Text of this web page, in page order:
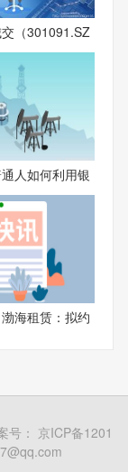
（301091.SZ
人如何利用银
渤海租赁：拟约
： 京ICP备1201